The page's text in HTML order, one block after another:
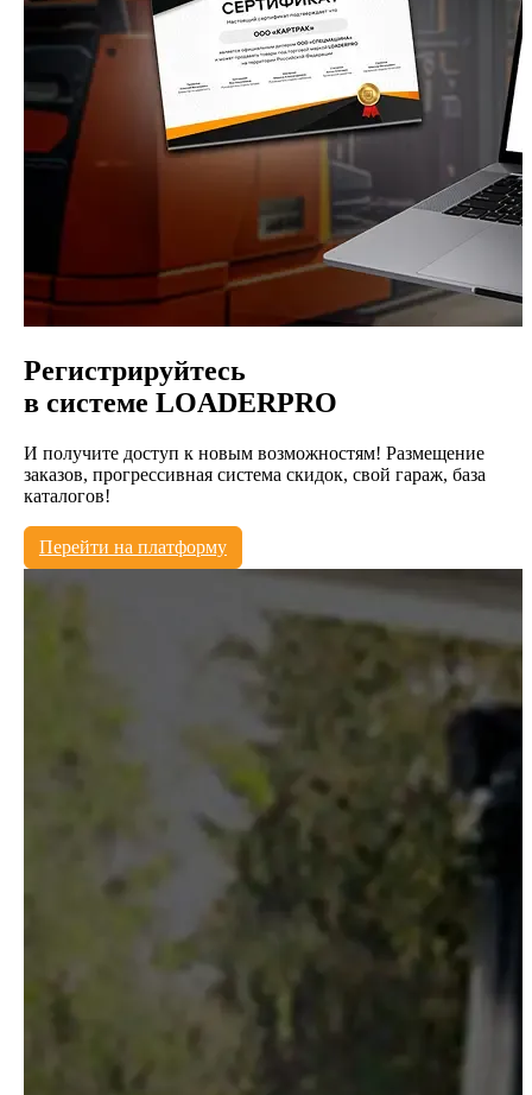
Регистрируйтесь
в системе LOADERPRO
И получите доступ к новым возможностям! Размещение
заказов, прогрессивная система скидок, свой гараж, база
каталогов!
Перейти на платформу